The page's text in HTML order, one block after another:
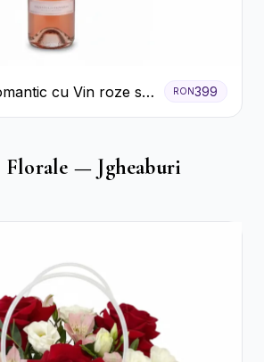
cu Vin roze si
RON399
— Jgheaburi